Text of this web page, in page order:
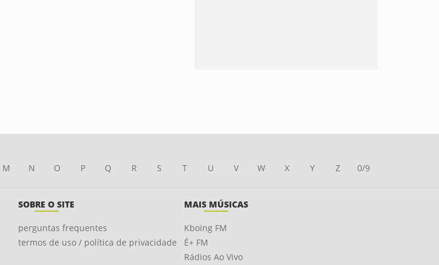
M N O P Q R S T U V W X Y Z 0/9
SOBRE O SITE
perguntas frequentes
termos de uso / política de privacidade
MAIS MÚSICAS
Kboing FM
É+ FM
Rádios Ao Vivo